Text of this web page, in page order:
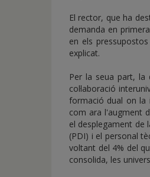
El rector, que ha
demanda en
en els
explicat.
Per la seua part, la
col·laboració
formació dual on la
com ara l'augment
el desplegament de
(PDI) i el personal
voltant del 4% del
consolida, les